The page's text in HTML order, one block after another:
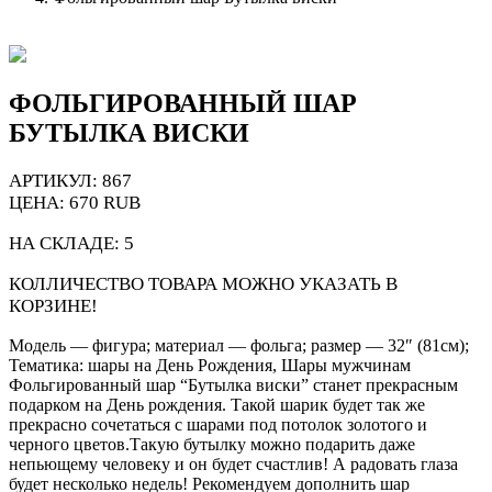
ФОЛЬГИРОВАННЫЙ ШАР
БУТЫЛКА ВИСКИ
АРТИКУЛ: 867
ЦЕНА: 670 RUB
НА СКЛАДЕ: 5
КОЛЛИЧЕСТВО ТОВАРА МОЖНО УКАЗАТЬ В
КОРЗИНЕ!
Модель — фигура; материал — фольга; размер — 32″ (81см);
Тематика: шары на День Рождения, Шары мужчинам
Фольгированный шар “Бутылка виски” станет прекрасным
подарком на День рождения. Такой шарик будет так же
прекрасно сочетаться с шарами под потолок золотого и
черного цветов.Такую бутылку можно подарить даже
непьющему человеку и он будет счастлив! А радовать глаза
будет несколько недель! Рекомендуем дополнить шар